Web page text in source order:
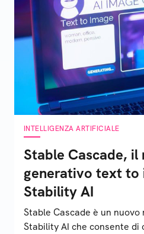
INTELLIGENZA ARTIFICIALE
Stable Cascade,
generativo text to
Stability AI
Stable Cascade è un
Stability AI che consente di